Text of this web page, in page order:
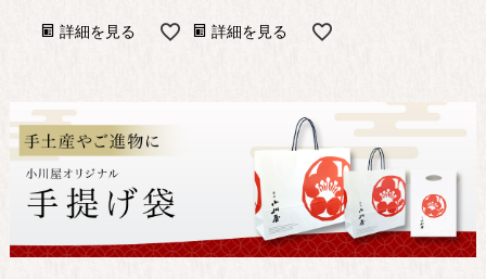
詳細を見る 詳細を見る